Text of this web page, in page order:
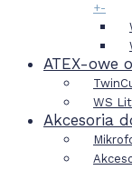
+-
ATEX-owe
WS
Akcesoria